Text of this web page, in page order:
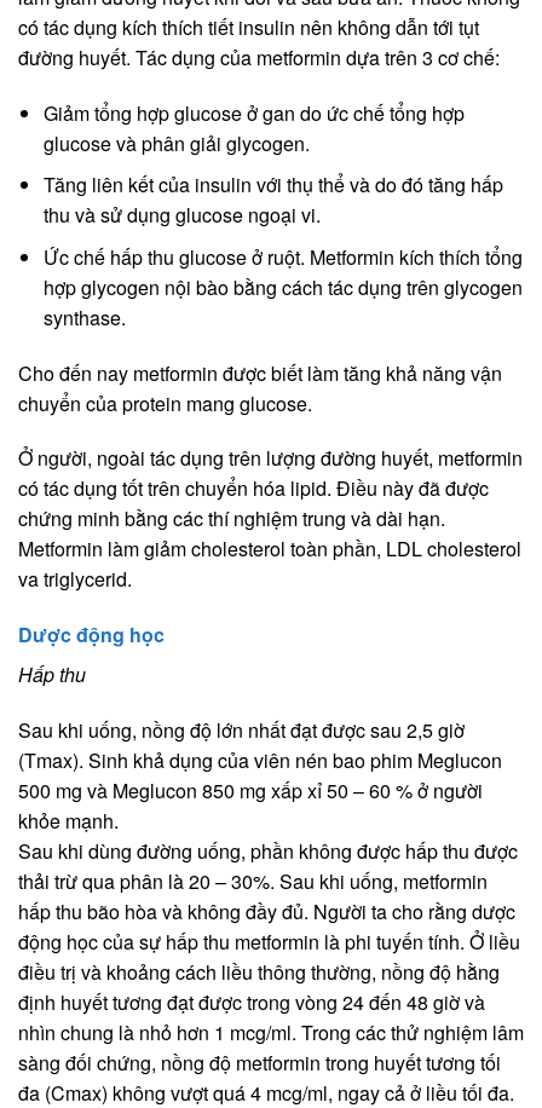
có tác dụng kích thích tiết insulin nên không dẫn tới tụt
đường huyết. Tác dụng của metformin dựa trên 3 cơ chế:
Giảm tổng hợp glucose ở gan do ức chế tổng hợp
glucose và phân giải glycogen.
Tăng liên kết của insulin với thụ thể và do đó tăng hấp
thu và sử dụng glucose ngoại vi.
Ức chế hấp thu glucose ở ruột. Metformin kích thích tổng
hợp glycogen nội bào bằng cách tác dụng trên glycogen
synthase.
Cho đến nay metformin được biết làm tăng khả năng vận
chuyển của protein mang glucose.
Ở người, ngoài tác dụng trên lượng đường huyết, metformin
có tác dụng tốt trên chuyển hóa lipid. Điều này đã được
chứng minh bằng các thí nghiệm trung và dài hạn.
Metformin làm giảm cholesterol toàn phần, LDL cholesterol
va triglycerid.
Dược động học
Hấp thu
Sau khi uống, nồng độ lớn nhất đạt được sau 2,5 giờ
(Tmax). Sinh khả dụng của viên nén bao phim Meglucon
500 mg và Meglucon 850 mg xấp xỉ 50 – 60 % ở người
khỏe mạnh.
Sau khi dùng đường uống, phần không được hấp thu được
thải trừ qua phân là 20 – 30%. Sau khi uống, metformin
hấp thu bão hòa và không đầy đủ. Người ta cho rằng dược
động học của sự hấp thu metformin là phi tuyến tính. Ở liều
điều trị và khoảng cách liều thông thường, nồng độ hằng
định huyết tương đạt được trong vòng 24 đến 48 giờ và
nhìn chung là nhỏ hơn 1 mcg/ml. Trong các thử nghiệm lâm
sàng đối chứng, nồng độ metformin trong huyết tương tối
đa (Cmax) không vượt quá 4 mcg/ml, ngay cả ở liều tối đa.